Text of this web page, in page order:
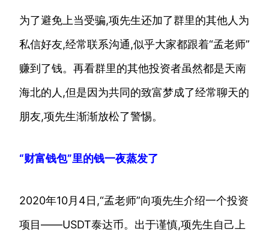
为了避免上当受骗,项先生还加了群里的其他人为
私信好友,经常联系沟通,似乎大家都跟着“孟老师”
赚到了钱。再看群里的其他投资者虽然都是天南
海北的人,但是因为共同的致富梦成了经常聊天的
朋友,项先生渐渐放松了警惕。
“财富钱包”里的钱一夜蒸发了
2020年10月4日,“孟老师”向项先生介绍一个投资
项目——USDT泰达币。出于谨慎,项先生自己上